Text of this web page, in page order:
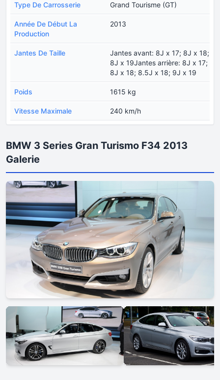
Type De Carrosserie Grand Tourisme (GT)
Année De Début La
Production
2013
Jantes De Taille
Jantes avant: 8J x 17; 8J x 18;
8J x 19Jantes arrière: 8J x 17;
8J x 18; 8.5J x 18; 9J x 19
Poids 1615 kg
Vitesse Maximale 240 km/h
BMW 3 Series Gran Turismo F34 2013
Galerie